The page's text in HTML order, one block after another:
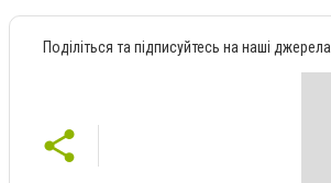
Поділіться та підписуйтесь на наші джерела